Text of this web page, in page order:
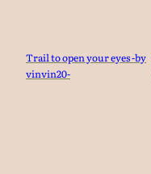
Trail to open your eyes -by
vinvin20-